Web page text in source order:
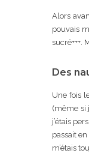
Alors
pouvais
sucré+++.
Des
Une fois
(même si
j’étais
passait
m’étais